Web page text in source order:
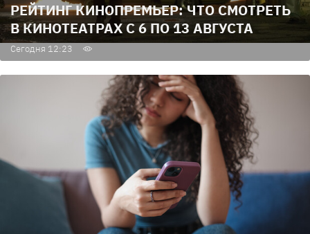
РЕЙТИНГ КИНОПРЕМЬЕР: ЧТО СМОТРЕТЬ
В КИНОТЕАТРАХ С 6 ПО 13 АВГУСТА
Сегодня 12:23